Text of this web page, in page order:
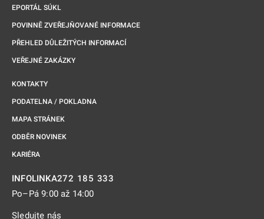
EPORTÁL SÚKL
POVINNĚ ZVEŘEJŇOVANÉ INFORMACE
PŘEHLED DŮLEŽITÝCH INFORMACÍ
VEŘEJNÉ ZAKÁZKY
KONTAKTY
PODATELNA / POKLADNA
MAPA STRÁNEK
ODBĚR NOVINEK
KARIÉRA
INFOLINKA272 185 333
Po–Pá 9:00 až 14:00
Sledujte nás